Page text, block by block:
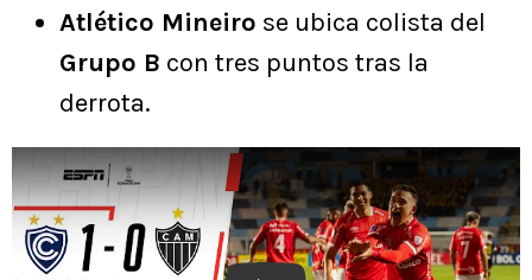
Atlético Mineiro se ubica colista del
Grupo B con tres puntos tras la
derrota.